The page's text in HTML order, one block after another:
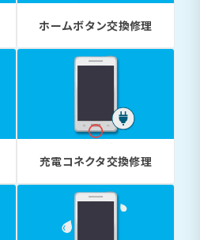
ホームボタン交換修理
充電コネクタ交換修理